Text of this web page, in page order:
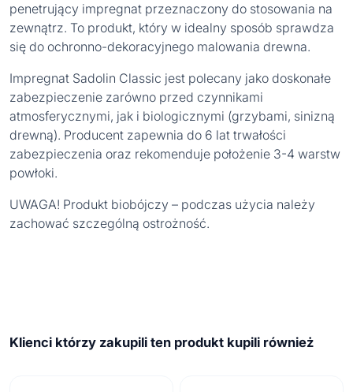
penetrujący impregnat przeznaczony do stosowania na
zewnątrz. To produkt, który w idealny sposób sprawdza
się do ochronno-dekoracyjnego malowania drewna.
Impregnat Sadolin Classic jest polecany jako doskonałe
zabezpieczenie zarówno przed czynnikami
atmosferycznymi, jak i biologicznymi (grzybami, sinizną
drewną). Producent zapewnia do 6 lat trwałości
zabezpieczenia oraz rekomenduje położenie 3-4 warstw
powłoki.
UWAGA! Produkt biobójczy – podczas użycia należy
zachować szczególną ostrożność.
Klienci którzy zakupili ten produkt kupili również